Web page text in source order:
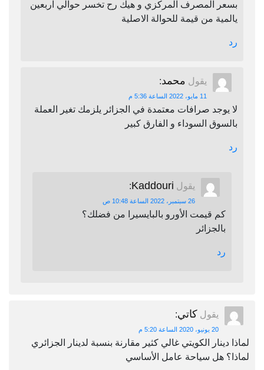
بسعر المصرف المركزي و هيك رح تخسر حوالي اربعين
يالمية من قيمة للحوالة الاصلية
رد
يقول محمد:
11 مايو، 2022 الساعة 5:36 م
لا يوجد صرافات معتمدة في الجزائر يلزمك تغير العملة
بالسوق السوداء و الفارق كبير
رد
يقول Kaddouri
:
26 سبتمبر، 2022 الساعة 10:48 ص
كم قيمت الأورو بالبايسيرا من فضلك؟
بالجزائر
رد
يقول كاتي:
20 يونيو، 2020 الساعة 5:20 م
لماذا دينار الكويتي غالي كثير مقارنة بنسبة لدينار الجزائري
لماذا؟ هل سياحة عامل الأساسي